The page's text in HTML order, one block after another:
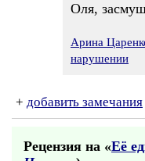
Оля,
Арина
нарушении
+ добавить замечания
Рецензия на «Её